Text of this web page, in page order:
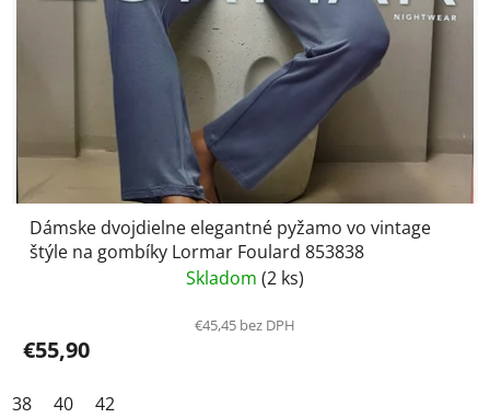
Dámske dvojdielne elegantné pyžamo vo vintage
štýle na gombíky Lormar Foulard 853838
Skladom (2 ks)
€45,45 bez DPH
€55,90
38 40 42